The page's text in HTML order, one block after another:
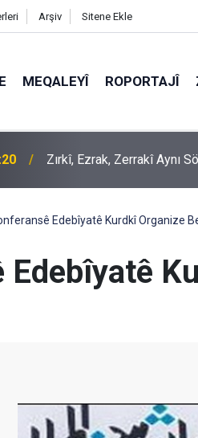
Arşiv Sitene Ekle
MEQALEYÎ ROPORTAJÎ
Ji Zilma Partîzanan
Edebîyatê Kurdkî Organize
Edebîyatê